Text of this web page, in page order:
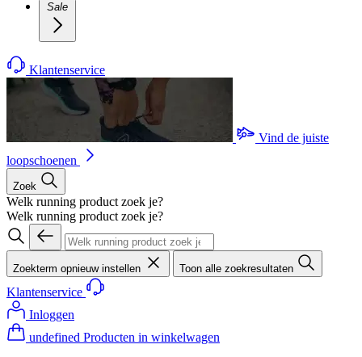
Sale
Klantenservice
Vind de juiste
loopschoenen
Zoek
Welk running product zoek je?
Welk running product zoek je?
Zoekterm opnieuw instellen Toon alle zoekresultaten
Klantenservice
Inloggen
undefined Producten in winkelwagen